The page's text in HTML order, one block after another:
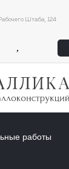
Штаба, 124
,
работы